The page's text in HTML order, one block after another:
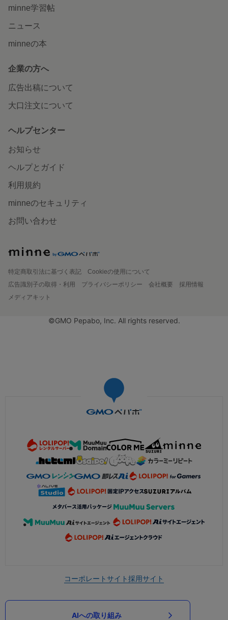
minne学習帖
ニュース
minneの本
企業の方へ
広告出稿について
大口注文について
ヘルプセンター
お知らせ
ヘルプとガイド
利用規約
minneのセキュリティ
お問い合わせ
特定商取引法に基づく表記
Cookieの使用について
広告識別子の取得・利用
プライバシーポリシー 会社概要
採用情報
メディアキット
©GMO Pepabo, Inc. All rights reserved.
コーポレートサイト採用サイト
AIへの取り組み